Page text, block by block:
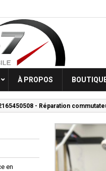
À PROPOS
- Réparation
en